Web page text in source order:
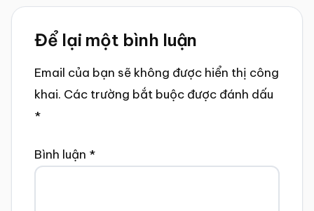
Reader
Interactions
Để lại một bình luận
Email của bạn sẽ không được hiển thị công
khai. Các trường bắt buộc được đánh dấu
*
Bình luận *